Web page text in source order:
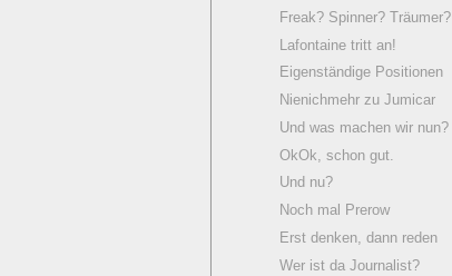
Freak? Spinner? Träumer?
Lafontaine tritt an!
Eigenständige Positionen
Nienichmehr zu Jumicar
Und was machen wir nun?
OkOk, schon gut.
Und nu?
Noch mal Prerow
Erst denken, dann reden
Wer ist da Journalist?